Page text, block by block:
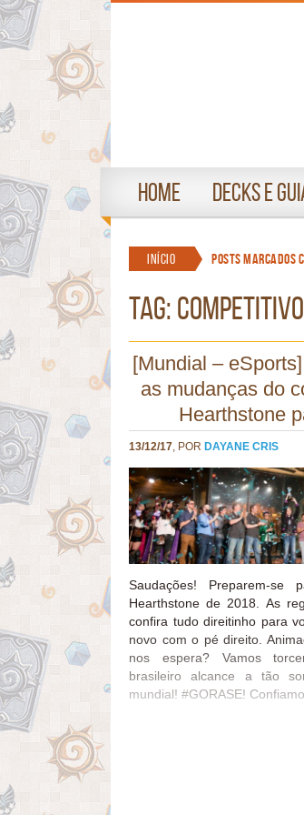
Home Decks e
Início Posts marcados
TAG:
[Mundial –
as mudanças do
Hearthstone
13/12/17, POR DAYANE CRIS
Saudações! Preparem-
Hearthstone de 2018. As
confira tudo direitinho para
novo com o pé direito.
nos espera? Vamos
brasileiro alcance a tão
mundial! #GORASE!